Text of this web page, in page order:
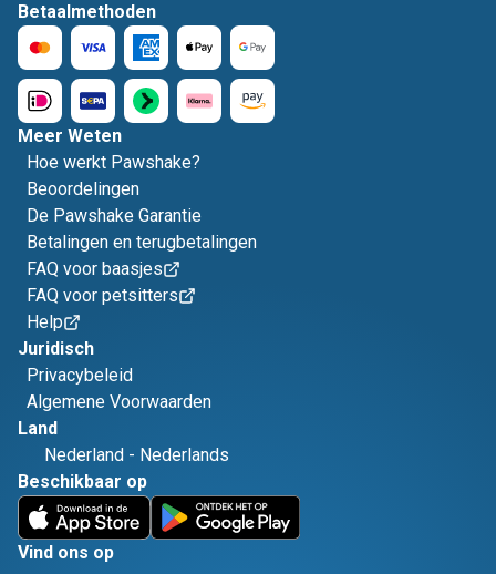
Betaalmethoden
Meer Weten
Hoe werkt Pawshake?
Beoordelingen
De Pawshake Garantie
Betalingen en terugbetalingen
FAQ voor baasjes
FAQ voor petsitters
Help
Juridisch
Privacybeleid
Algemene Voorwaarden
Land
Nederland - Nederlands
Beschikbaar op
Vind ons op